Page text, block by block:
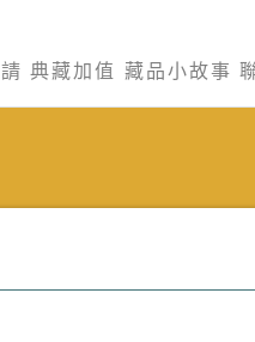
典藏加值 藏品小故事